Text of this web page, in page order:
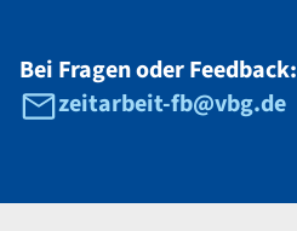
Bei Fragen oder Feedback:
zeitarbeit-fb@vbg.de